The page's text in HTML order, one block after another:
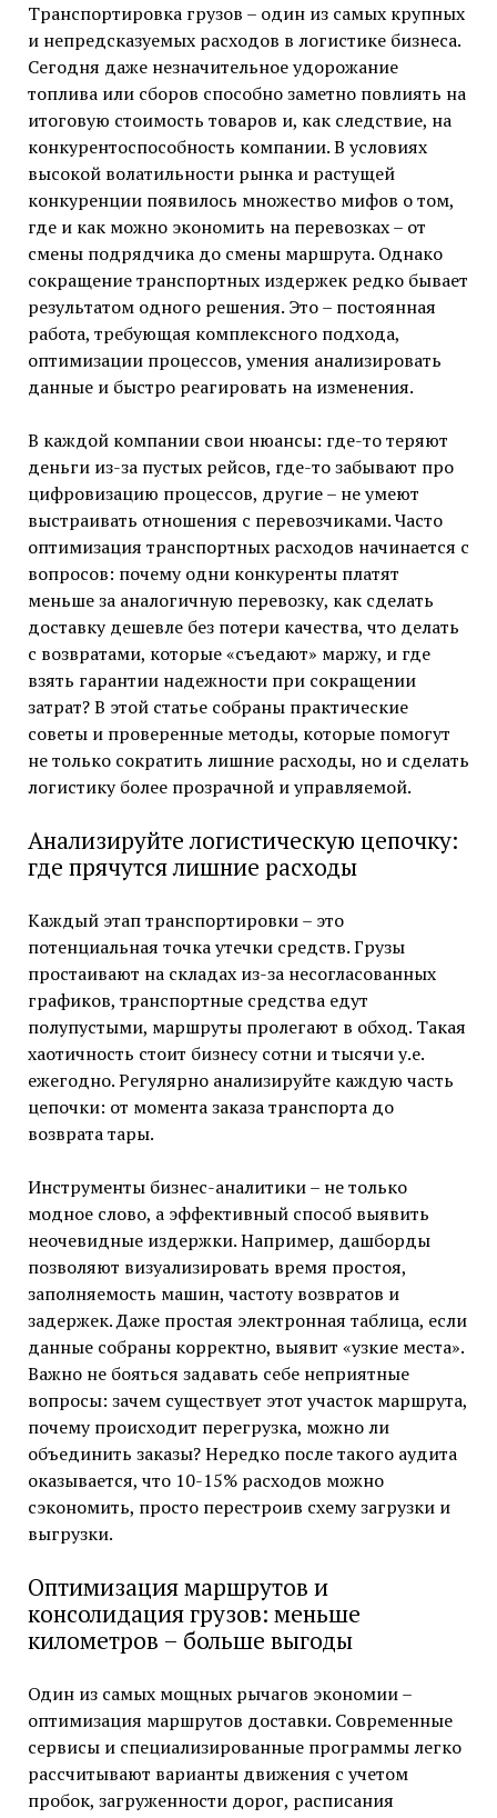
Транспортировка грузов – один из самых крупных
и непредсказуемых расходов в логистике бизнеса.
Сегодня даже незначительное удорожание
топлива или сборов способно заметно повлиять на
итоговую стоимость товаров и, как следствие, на
конкурентоспособность компании. В условиях
высокой волатильности рынка и растущей
конкуренции появилось множество мифов о том,
где и как можно экономить на перевозках – от
смены подрядчика до смены маршрута. Однако
сокращение транспортных издержек редко бывает
результатом одного решения. Это – постоянная
работа, требующая комплексного подхода,
оптимизации процессов, умения анализировать
данные и быстро реагировать на изменения.
В каждой компании свои нюансы: где-то теряют
деньги из-за пустых рейсов, где-то забывают про
цифровизацию процессов, другие – не умеют
выстраивать отношения с перевозчиками. Часто
оптимизация транспортных расходов начинается с
вопросов: почему одни конкуренты платят
меньше за аналогичную перевозку, как сделать
доставку дешевле без потери качества, что делать
с возвратами, которые «съедают» маржу, и где
взять гарантии надежности при сокращении
затрат? В этой статье собраны практические
советы и проверенные методы, которые помогут
не только сократить лишние расходы, но и сделать
логистику более прозрачной и управляемой.
Анализируйте логистическую цепочку:
где прячутся лишние расходы
Каждый этап транспортировки – это
потенциальная точка утечки средств. Грузы
простаивают на складах из-за несогласованных
графиков, транспортные средства едут
полупустыми, маршруты пролегают в обход. Такая
хаотичность стоит бизнесу сотни и тысячи у.е.
ежегодно. Регулярно анализируйте каждую часть
цепочки: от момента заказа транспорта до
возврата тары.
Инструменты бизнес-аналитики – не только
модное слово, а эффективный способ выявить
неочевидные издержки. Например, дашборды
позволяют визуализировать время простоя,
заполняемость машин, частоту возвратов и
задержек. Даже простая электронная таблица, если
данные собраны корректно, выявит «узкие места».
Важно не бояться задавать себе неприятные
вопросы: зачем существует этот участок маршрута,
почему происходит перегрузка, можно ли
объединить заказы? Нередко после такого аудита
оказывается, что 10-15% расходов можно
сэкономить, просто перестроив схему загрузки и
выгрузки.
Оптимизация маршрутов и
консолидация грузов: меньше
километров – больше выгоды
Один из самых мощных рычагов экономии –
оптимизация маршрутов доставки. Современные
сервисы и специализированные программы легко
рассчитывают варианты движения с учетом
пробок, загруженности дорог, расписания